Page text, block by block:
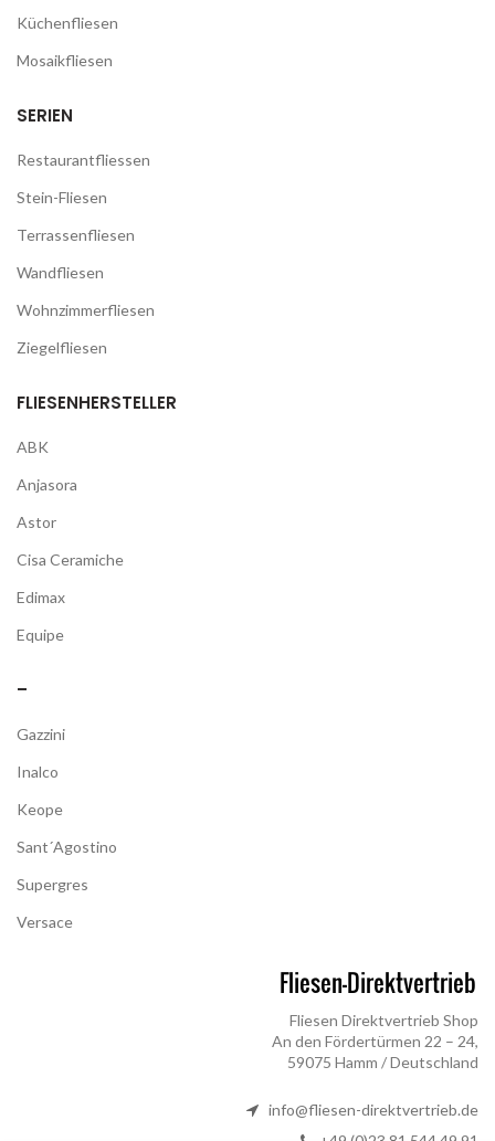
Küchenfliesen
Mosaikfliesen
SERIEN
Restaurantfliessen
Stein-Fliesen
Terrassenfliesen
Wandfliesen
Wohnzimmerfliesen
Ziegelfliesen
FLIESENHERSTELLER
ABK
Anjasora
Astor
Cisa Ceramiche
Edimax
Equipe
–
Gazzini
Inalco
Keope
Sant´Agostino
Supergres
Versace
Fliesen Direktvertrieb Shop
An den Fördertürmen 22 – 24,
59075 Hamm / Deutschland
info@fliesen-direktvertrieb.de